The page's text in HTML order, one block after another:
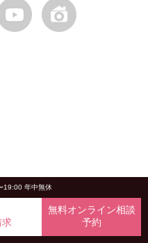
19:00 年中無休
求
無料オンライン相談
予約